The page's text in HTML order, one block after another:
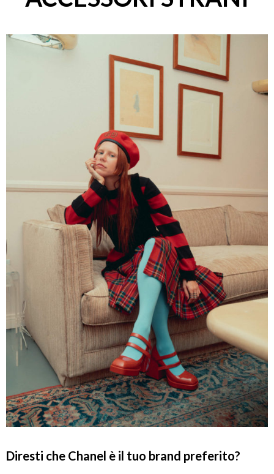
Diresti che Chanel è il tuo brand preferito?